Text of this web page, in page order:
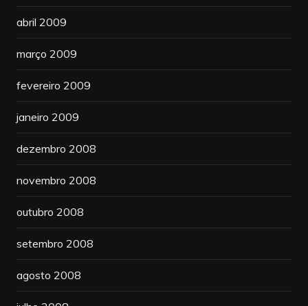
abril 2009
março 2009
fevereiro 2009
janeiro 2009
dezembro 2008
novembro 2008
outubro 2008
setembro 2008
agosto 2008